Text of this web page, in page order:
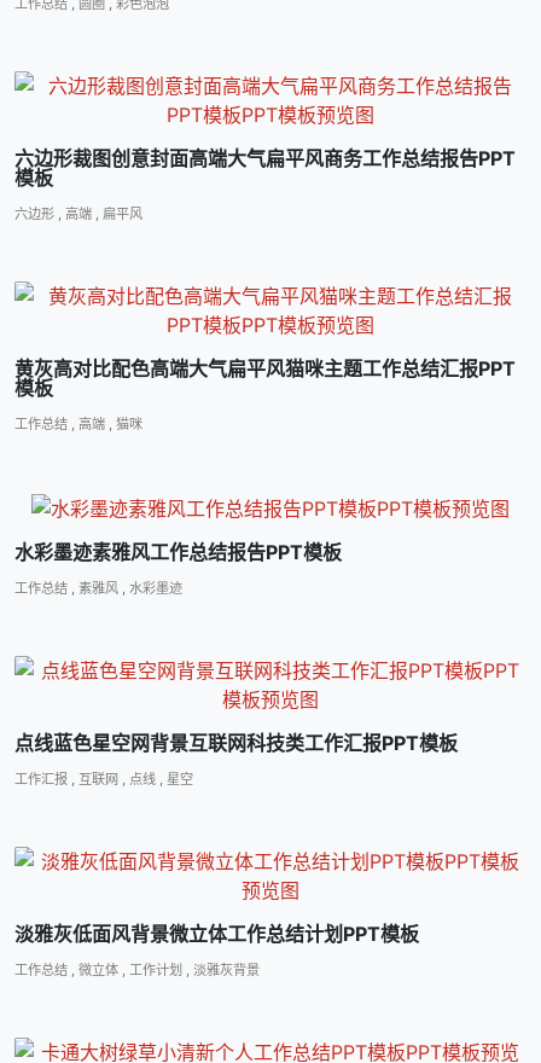
工作总结 , 圆圈 , 彩色泡泡
六边形裁图创意封面高端大气扁平风商务工作总结报告PPT
模板
六边形 , 高端 , 扁平风
黄灰高对比配色高端大气扁平风猫咪主题工作总结汇报PPT
模板
工作总结 , 高端 , 猫咪
水彩墨迹素雅风工作总结报告PPT模板
工作总结 , 素雅风 , 水彩墨迹
点线蓝色星空网背景互联网科技类工作汇报PPT模板
工作汇报 , 互联网 , 点线 , 星空
淡雅灰低面风背景微立体工作总结计划PPT模板
工作总结 , 微立体 , 工作计划 , 淡雅灰背景